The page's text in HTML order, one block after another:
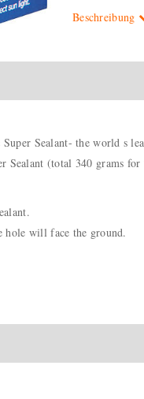
Beschreibung
Sealant- the world s
Sealant (total 340 grams
hole will face the ground.